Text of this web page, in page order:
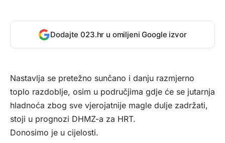
Dodajte 023.hr u omiljeni Google izvor
Nastavlja se pretežno sunčano i danju razmjerno
toplo razdoblje, osim u područjima gdje će se jutarnja
hladnoća zbog sve vjerojatnije magle dulje zadržati,
stoji u prognozi DHMZ-a za HRT.
Donosimo je u cijelosti.